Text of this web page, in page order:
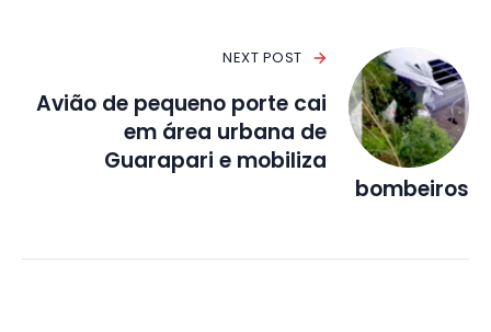
NEXT POST
Avião de pequeno porte cai
em área urbana de
Guarapari e mobiliza
bombeiros